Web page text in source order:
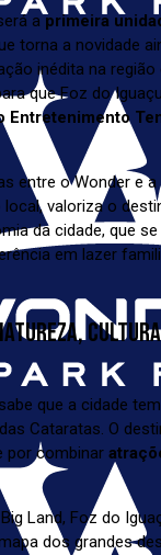
a primeira
torna a novidade
inédita na
que Foz do
Entretenimento
entre o Wonder e a
valoriza o
da cidade, que
em lazer
que a cidade
Cataratas. O
por combinar
Land, Foz do
dos grandes